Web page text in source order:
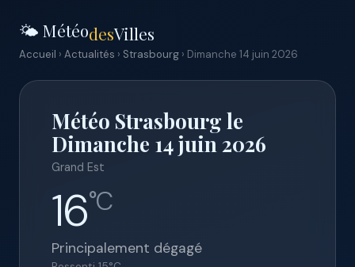
🌤️ MétéodesVilles
Accueil › Actualités › Strasbourg › Dimanche 14 juin 2026
Météo Strasbourg le
Dimanche 14 juin 2026
Grand Est
16°C
Principalement dégagé